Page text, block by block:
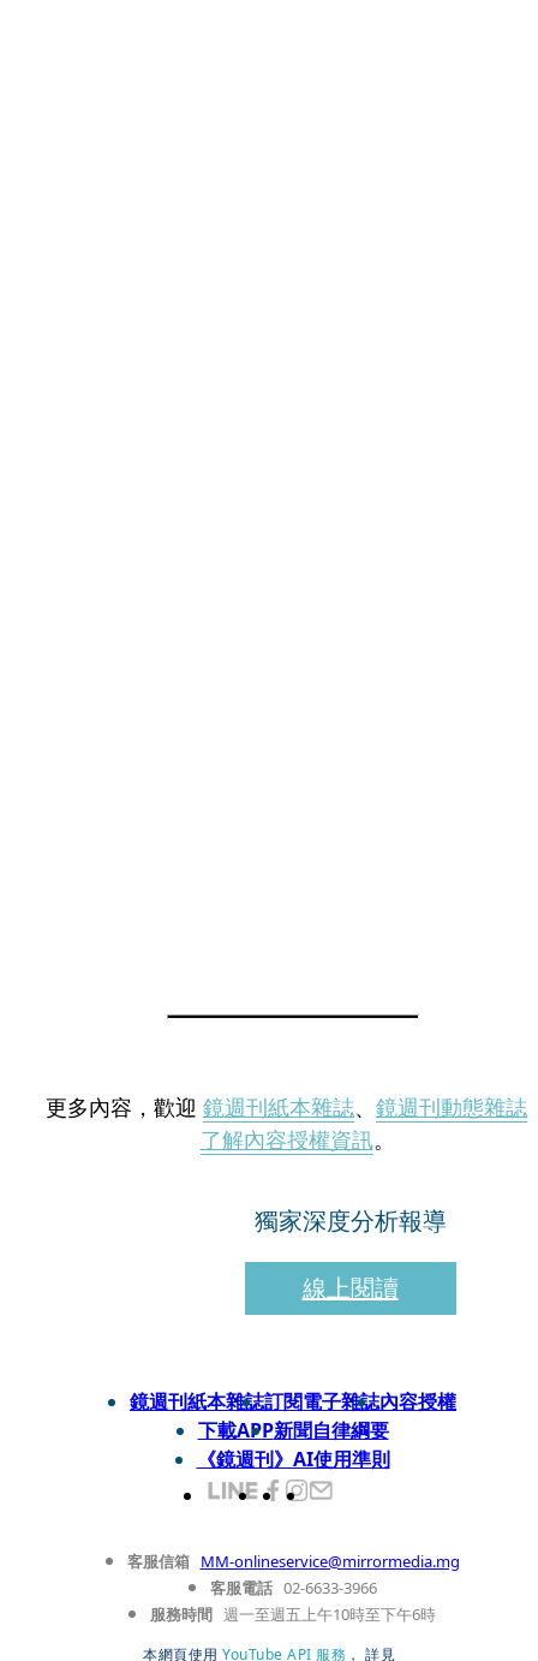
更多內容，歡迎 鏡週刊紙本雜誌、 鏡週刊動態雜誌
了解內容授權資訊。
獨家深度分析報導
線上閱讀
鏡週刊紙本雜誌訂閱電子雜誌內容授權
下載APP新聞自律綱要
《鏡週刊》AI使用準則
客服信箱 MM-onlineservice@mirrormedia.mg
客服電話 02-6633-3966
服務時間 週一至週五上午10時至下午6時
本網頁使用 YouTube API 服務 ， 詳見